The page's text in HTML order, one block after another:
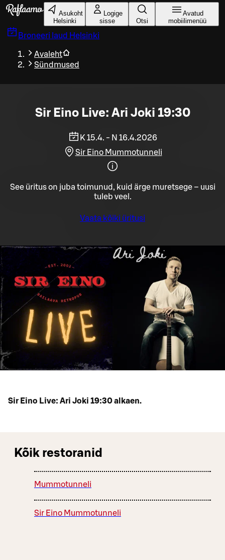
Liigu peamise sisu juurde
Asukoht
Helsinki
Logige
sisse
Otsi
Avatud
mobiilimenüü
Broneeri laud Helsinki
Avaleht
Sündmused
Sir Eino Live: Ari Joki 19:30
K 15.4. - N 16.4.2026
Sir Eino Mummotunneli
See üritus on juba toimunud, kuid ärge muretsege – uusi
tuleb veel.
Vaata kõiki üritusi
Sir Eino Live: Ari Joki 19:30 alkaen.
Kõik restoranid
Mummotunneli
Sir Eino Mummotunneli